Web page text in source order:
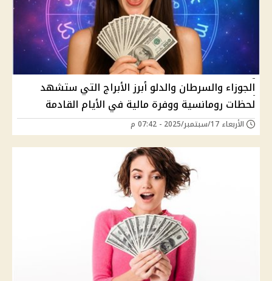
الجوزاء والسرطان والدلو أبرز الأبراج التي ستشهد
لحظات رومانسية ووفرة مالية في الأيام القادمة
الأربعاء 17/سبتمبر/2025 - 07:42 م